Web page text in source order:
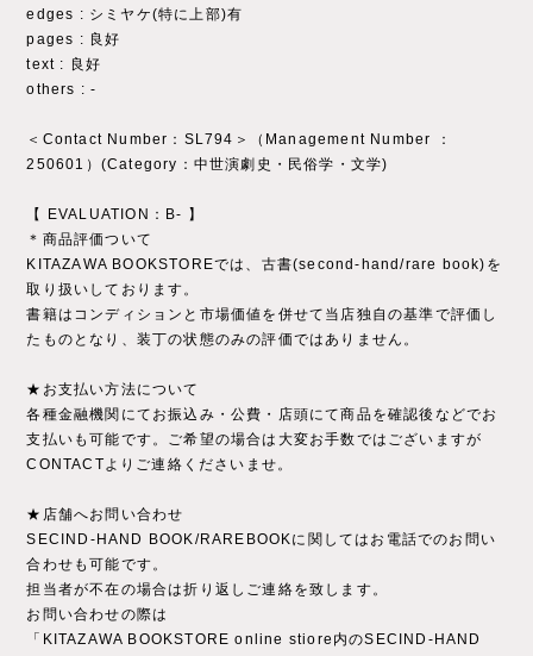
edges : シミヤケ(特に上部)有
pages : 良好
text : 良好
others : ‐
＜Contact Number：SL794＞（Management Number ：
250601）(Category：中世演劇史・民俗学・文学)
【 EVALUATION：B- 】
＊商品評価ついて
KITAZAWA BOOKSTOREでは、古書(second-hand/rare book)を
取り扱いしております。
書籍はコンディションと市場価値を併せて当店独自の基準で評価し
たものとなり、装丁の状態のみの評価ではありません。
★お支払い方法について
各種金融機関にてお振込み・公費・店頭にて商品を確認後などでお
支払いも可能です。ご希望の場合は大変お手数ではございますが
CONTACTよりご連絡くださいませ。
★店舗へお問い合わせ
SECIND-HAND BOOK/RAREBOOKに関してはお電話でのお問い
合わせも可能です。
担当者が不在の場合は折り返しご連絡を致します。
お問い合わせの際は
「KITAZAWA BOOKSTORE online stiore内のSECIND-HAND